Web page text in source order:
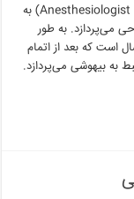
معرفی رشته هوشبری متخصص بیهوشی (به انگلیسی: Anesthesiologist) به
می‌پردازد. به طور
است که بعد از اتمام
به بیهوشی می‌پردازد.